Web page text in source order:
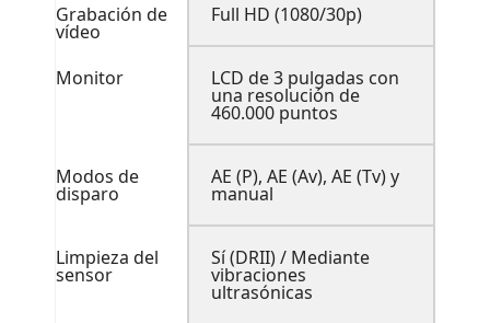
Grabación de
vídeo
Full HD (1080/30p)
Monitor LCD de 3 pulgadas con
una resolución de
460.000 puntos
Modos de
disparo
AE (P), AE (Av), AE (Tv) y
manual
Limpieza del
sensor
Sí (DRII) / Mediante
vibraciones
ultrasónicas